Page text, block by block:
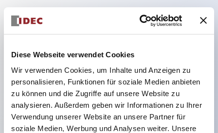
Diese Webseite verwendet Cookies
Wir verwenden Cookies, um Inhalte und Anzeigen zu
personalisieren, Funktionen für soziale Medien anbieten
zu können und die Zugriffe auf unsere Website zu
analysieren. Außerdem geben wir Informationen zu Ihrer
Verwendung unserer Website an unsere Partner für
soziale Medien, Werbung und Analysen weiter. Unsere
Hauptmerkmale
Schutzart IP40 und IP65 komplett (IEC 60529)
Rückwärtsterminal-System, flache Anschlussfläche
einheitlich bei allen Serien mit einem Gehäuselänge
von 22 mm.
UL- und CSA-zertifiziert